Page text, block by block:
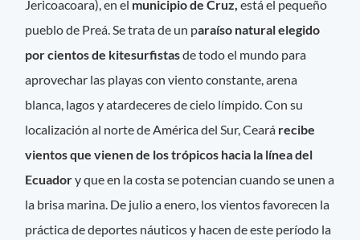
Jericoacoara), en el municipio de Cruz, está el pequeño
pueblo de Preá. Se trata de un paraíso natural elegido
por cientos de kitesurfistasde todo el mundo para
aprovechar las playas con viento constante, arena
blanca, lagos y atardeceres de cielo límpido. Con su
localización al norte de América del Sur, Ceará recibe
vientos que vienen de los trópicos hacia la línea del
Ecuadory que en la costa se potencian cuando se unen a
la brisa marina. De julio a enero, los vientos favorecen la
práctica de deportes náuticos y hacen de este período la